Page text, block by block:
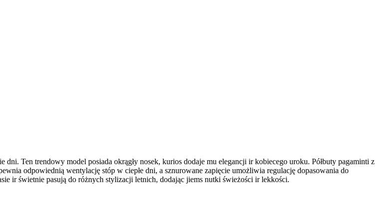
Ten trendowy model posiada okrągły nosek, kurios dodaje mu elegancji ir kobiecego uroku. Półbuty pagaminti z
odpowiednią wentylację stóp w ciepłe dni, a sznurowane zapięcie umożliwia regulację dopasowania do
ir świetnie pasują do różnych stylizacji letnich, dodając jiems nutki świeżości ir lekkości.